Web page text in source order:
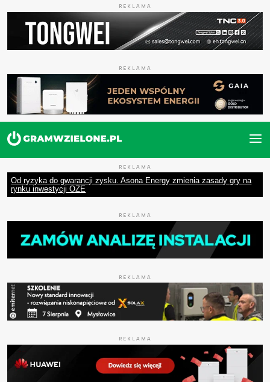
REKLAMA
REKLAMA
REKLAMA
Od ryzyka do gwarancji zysku. Asona Energy zmienia zasady gry na
rynku inwestycji OZE
REKLAMA
REKLAMA
REKLAMA